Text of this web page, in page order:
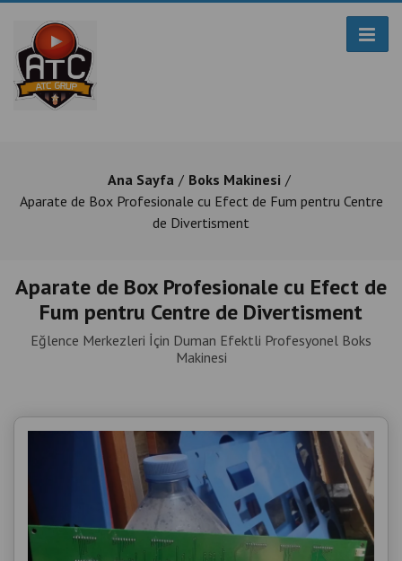
Ana Sayfa
Boks Makinesi
Aparate de Box Profesionale cu Efect de Fum pentru Centre
de Divertisment
Aparate de Box Profesionale cu Efect de
Fum pentru Centre de Divertisment
Eğlence Merkezleri İçin Duman Efektli Profesyonel Boks
Makinesi